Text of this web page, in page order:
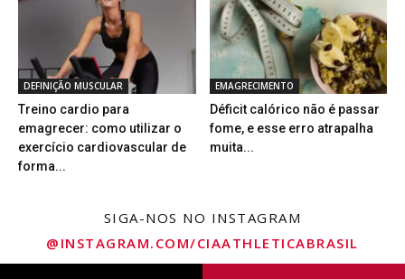
DEFINIÇÃO MUSCULAR
Treino cardio para
emagrecer: como utilizar o
exercício cardiovascular de
forma...
EMAGRECIMENTO
Déficit calórico não é passar
fome, e esse erro atrapalha
muita...
SIGA-NOS NO INSTAGRAM
@INSTAGRAM.COM/CIAATHLETICABRASIL